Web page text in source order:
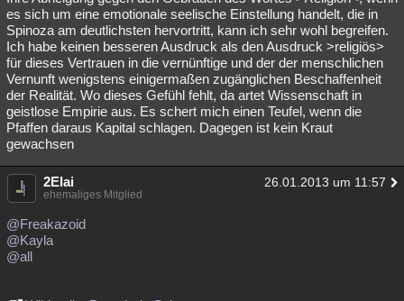
es sich um eine emotionale seelische Einstellung handelt, die in
Spinoza am deutlichsten hervortritt, kann ich sehr wohl begreifen.
Ich habe keinen besseren Ausdruck als den Ausdruck >religiös>
für dieses Vertrauen in die vernünftige und der der menschlichen
Vernunft wenigstens einigermaßen zugänglichen Beschaffenheit
der Realität. Wo dieses Gefühl fehlt, da artet Wissenschaft in
geistlose Empirie aus. Es schert mich einen Teufel, wenn die
Pfaffen daraus Kapital schlagen. Dagegen ist kein Kraut
gewachsen
2Elai 26.01.2013 um 11:57
ehemaliges Mitglied
@Freakazoid
@Kayla
@all